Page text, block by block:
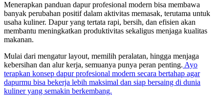
Menerapkan panduan dapur profesional modern bisa membawa
banyak perubahan positif dalam aktivitas memasak, terutama untuk
usaha kuliner. Dapur yang tertata rapi, bersih, dan efisien akan
membantu meningkatkan produktivitas sekaligus menjaga kualitas
makanan.
Mulai dari mengatur layout, memilih peralatan, hingga menjaga
kebersihan dan alur kerja, semuanya punya peran penting. Ayo
terapkan konsep dapur profesional modern secara bertahap agar
dapurmu bisa bekerja lebih maksimal dan siap bersaing di dunia
kuliner yang semakin berkembang.